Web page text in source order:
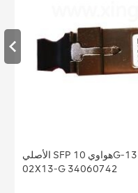
الأصلي SFP هواوي 10G-1310nm-10km-SM-SFP+ MTRS-
02X13-G 34060742